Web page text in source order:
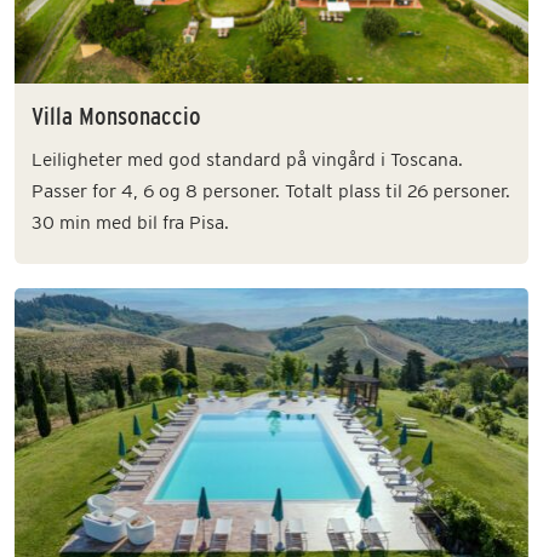
Villa Monsonaccio
Leiligheter med god standard på vingård i Toscana.
Passer for 4, 6 og 8 personer. Totalt plass til 26 personer.
30 min med bil fra Pisa.